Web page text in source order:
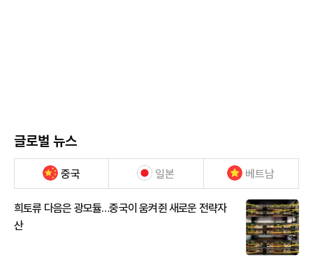
글로벌 뉴스
중국 일본 베트남
희토류 다음은 광모듈…중국이 움켜쥔 새로운 전략자
산